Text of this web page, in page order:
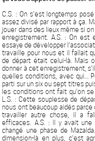
C.S. : On s'est longtemps
assez divisé par rapport à ça.
jouer dans des lieux même si
enregistrement. A.S. : On est
essaye de développer
travaille pour nous et il fallait
de départ était celui-là. Mais
donner à cet enregistrement,
quelles conditions, avec qui...
parti sur un six ou sept titres
les conditions ont fait qu'on
L.S. : Cette souplesse de
nous ont beaucoup aidés
travailler autre chose, il a
efficaces. A.S. : Il y avait
changé une phase de
dimension-là en plus, c'est